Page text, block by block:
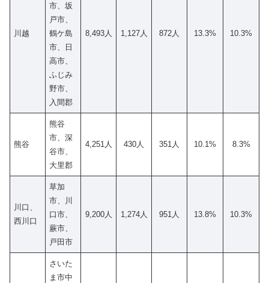
川越
市、坂
戸市、
鶴ケ島
市、日
高市、
ふじみ
野市、
入間郡
8,493人 1,127人 872人 13.3% 10.3%
熊谷
熊谷
市、深
谷市、
大里郡
4,251人 430人 351人 10.1% 8.3%
川口、
西川口
草加
市、川
口市、
蕨市、
戸田市
9,200人 1,274人 951人 13.8% 10.3%
さいた
ま市中